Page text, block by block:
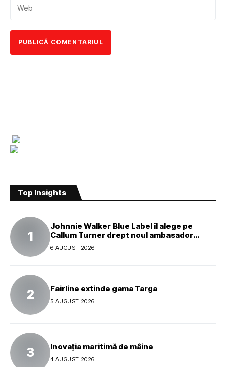
Top Insights
Johnnie Walker Blue Label îl alege pe
Callum Turner drept noul ambasador
global al mărcii
6 AUGUST 2026
Fairline extinde gama Targa
5 AUGUST 2026
Inovația maritimă de mâine
4 AUGUST 2026